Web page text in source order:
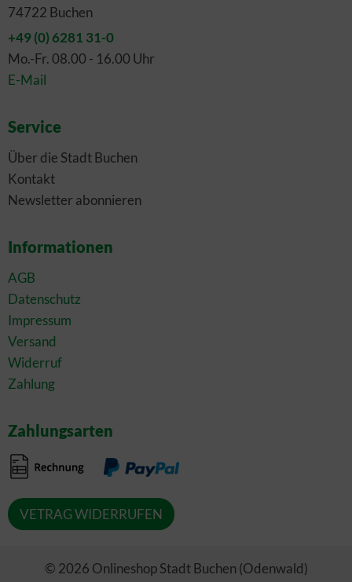
74722 Buchen
+49 (0) 6281 31-0
Mo.-Fr. 08.00 - 16.00 Uhr
E-Mail
Service
Über die Stadt Buchen
Kontakt
Newsletter abonnieren
Informationen
AGB
Datenschutz
Impressum
Versand
Widerruf
Zahlung
Zahlungsarten
VETRAG WIDERRUFEN
© 2026 Onlineshop Stadt Buchen (Odenwald)